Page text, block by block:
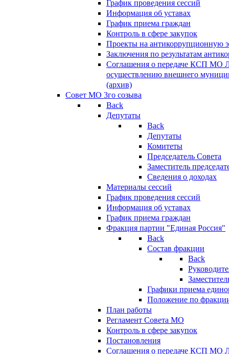
График проведения сессий
Информация об уставах
График приема граждан
Контроль в сфере закупок
Проекты на антикоррупционную
Заключения по результатам
Соглашения о передаче КСП МО
осуществлению внешнего
(архив)
Совет МО 3го созыва
Back
Депутаты
Back
Депутаты
Комитеты
Председатель Совета
Заместитель
Сведения о доходах
Материалы сессий
График проведения сессий
Информация об уставах
График приема граждан
Фракция партии "Единая Россия"
Back
Состав фракции
Back
Графики приема
Положение по
План работы
Регламент Совета МО
Контроль в сфере закупок
Постановления
Соглашения о передаче КСП МО